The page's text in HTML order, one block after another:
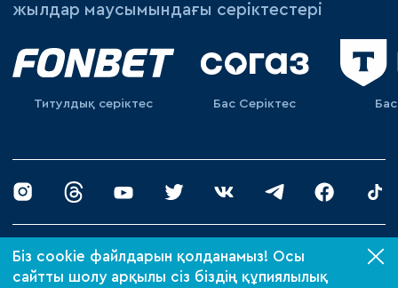
Біз cookie файлдарын қолданамыз! Осы
сайтты шолу арқылы сіз біздің құпиялылық
жылдар маусымындағы серіктестері
Титулдық серіктес Бас Серіктес
© 2026 «Барыс ХК»
Құпиялылық саясаты